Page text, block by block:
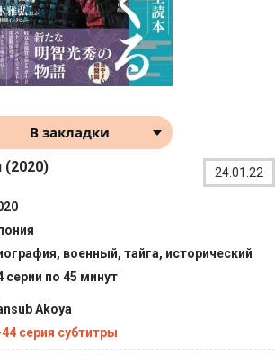
В закладки
(2020) 24.01.22
военный, тайга, исторический
серии по 45 минут
Akoya
серия субтитры